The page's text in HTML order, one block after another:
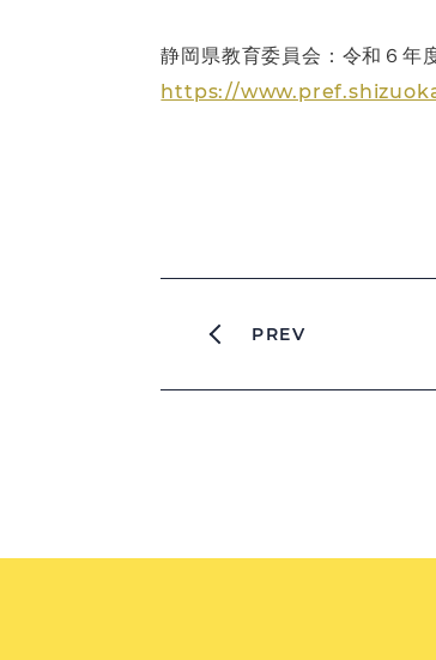
静岡県教育委員会：令和６年
https://
PREV